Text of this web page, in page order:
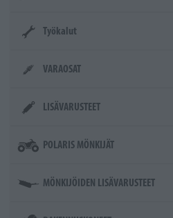
Työkalut
VARAOSAT
LISÄVARUSTEET
POLARIS MÖNKIJÄT
MÖNKIJÖIDEN LISÄVARUSTEET